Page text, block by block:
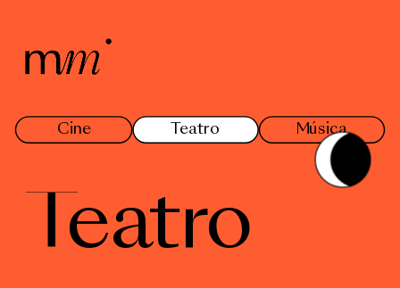
Cine Teatro Música
Teatro